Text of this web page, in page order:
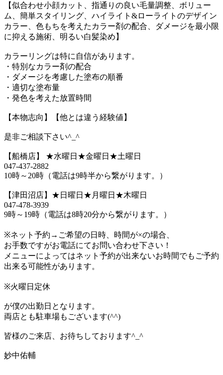
【似合わせ小顔カット、指通りの良い毛量調整、ボリュー
ム、簡単スタイリング、ハイライト&ローライトのデザイン
カラー、色もちを考えたカラー剤の配合、ダメージを最小限
に抑える施術、明るい白髪染め】
カラーリングは特に自信があります。
・特別なカラー剤の配合
・ダメージを考慮した塗布の順番
・適切な塗布量
・発色を考えた放置時間
【本物志向】【他とは違う経験値】
是非ご相談下さい^_^
【船橋店】 ★水曜日★金曜日★土曜日
047-437-2882
10時～20時（電話は9時半から繋がります。）
【津田沼店】★日曜日★月曜日★木曜日
047-478-3939
9時～19時（電話は8時20分から繋がります。）
※ネット予約→ご希望の日時、時間が×の場合、
お手数ですがお電話にてお問い合わせ下さい！
メニューによってはネット予約が出来ないお時間でもご予約
出来る可能性があります。
※火曜日定休
が僕の出勤日となります。
両店とも駐車場もございます(^^)
皆様のご来店、お待ちしております^_^
妙中佑輔